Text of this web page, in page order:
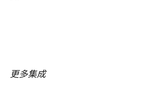
更多集成